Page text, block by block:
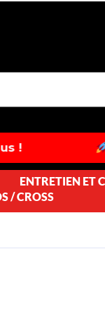
ENTRETIEN ET
/ CROSS